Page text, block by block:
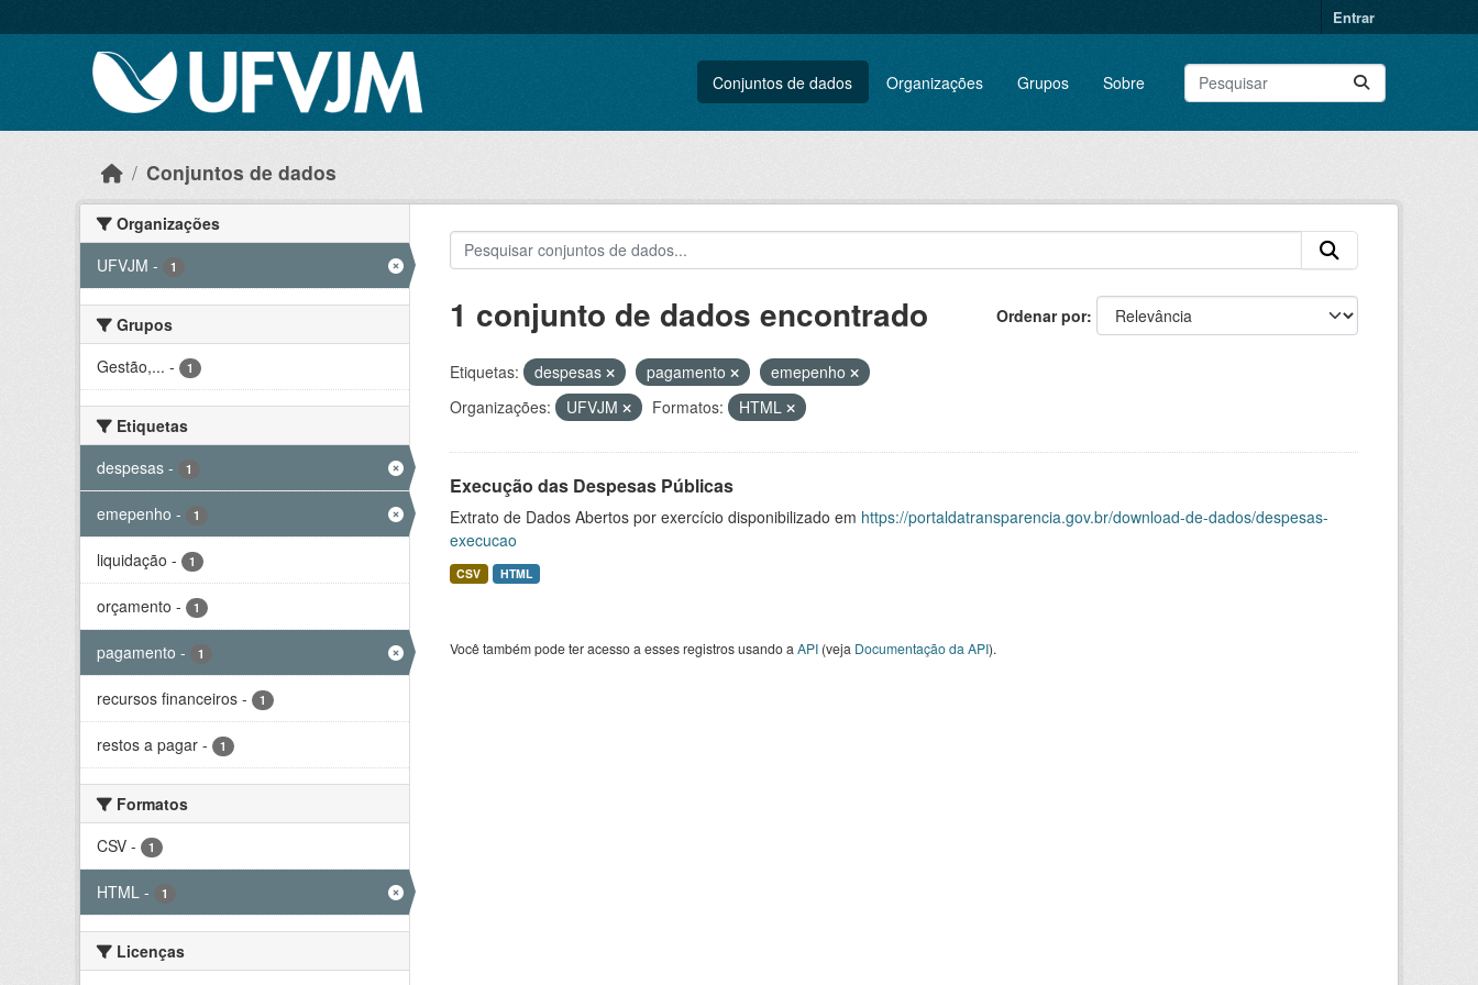
Entrar
Conjuntos de dados Organizações Grupos Sobre
Conjuntos de dados
Organizações
UFVJM - 1
Grupos
Gestão,... - 1
Etiquetas
despesas - 1
emepenho - 1
liquidação - 1
orçamento - 1
pagamento - 1
recursos financeiros - 1
restos a pagar - 1
Formatos
CSV - 1
HTML - 1
Licenças
Ordenar por
1 conjunto de dados encontrado
Etiquetas: despesas pagamento
emepenho
Organizações:
UFVJM Formatos: HTML
Execução das Despesas Públicas
Extrato de Dados Abertos por exercício disponibilizado em https://portaldatransparencia.gov.br/download-de-dados/despesas-
execucao
CSV HTML
Você também pode ter acesso a esses registros usando a API(veja Documentação da API).